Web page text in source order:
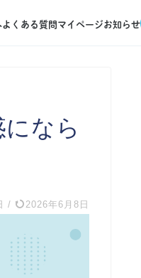
よくある質問マイページお知らせ
なら
/ 2026年6月8日